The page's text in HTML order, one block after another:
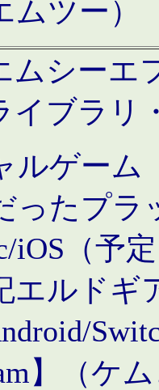
ムツー）
ムシーエ
イブラリ
ルゲーム
ったプラ
iOS（予
エルドギ
】（ケ